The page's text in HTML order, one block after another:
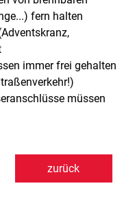
fern halten
immer frei gehalten
müssen
zurück